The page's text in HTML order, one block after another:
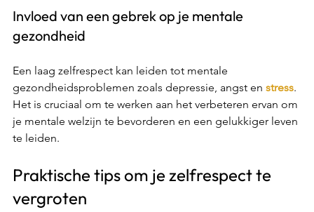
Invloed van een gebrek op je mentale
gezondheid
Een laag zelfrespect kan leiden tot mentale
gezondheidsproblemen zoals depressie, angst en stress.
Het is cruciaal om te werken aan het verbeteren ervan om
je mentale welzijn te bevorderen en een gelukkiger leven
te leiden.
Praktische tips om je zelfrespect te
vergroten